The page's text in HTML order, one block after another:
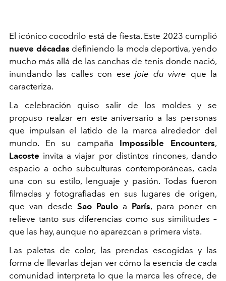
El icónico cocodrilo está de fiesta. Este 2023 cumplió
nueve décadas definiendo la moda deportiva, yendo
mucho más allá de las canchas de tenis donde nació,
inundando las calles con esejoie du vivre que la
caracteriza.
La celebración quiso salir de los moldes y se
propuso realzar en este aniversario a las personas
que impulsan el latido de la marca alrededor del
mundo. En su campaña Impossible Encounters,
Lacoste invita a viajar por distintos rincones, dando
espacio a ocho subculturas contemporáneas, cada
una con su estilo, lenguaje y pasión. Todas fueron
filmadas y fotografiadas en sus lugares de origen,
que van desde Sao Paulo a París, para poner en
relieve tanto sus diferencias como sus similitudes –
que las hay, aunque no aparezcan a primera vista.
Las paletas de color, las prendas escogidas y las
forma de llevarlas dejan ver cómo la esencia de cada
comunidad interpreta lo que la marca les ofrece, de